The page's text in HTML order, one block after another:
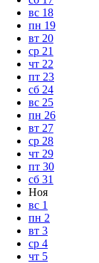
вс 18
пн 19
вт 20
ср 21
чт 22
пт 23
сб 24
вс 25
пн 26
вт 27
ср 28
чт 29
пт 30
сб 31
Ноя
вс 1
пн 2
вт 3
ср 4
чт 5